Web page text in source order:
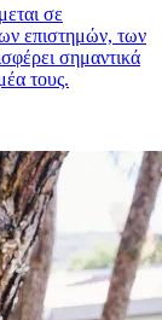
σε
επιστημών, των
σημαντικά
τους.